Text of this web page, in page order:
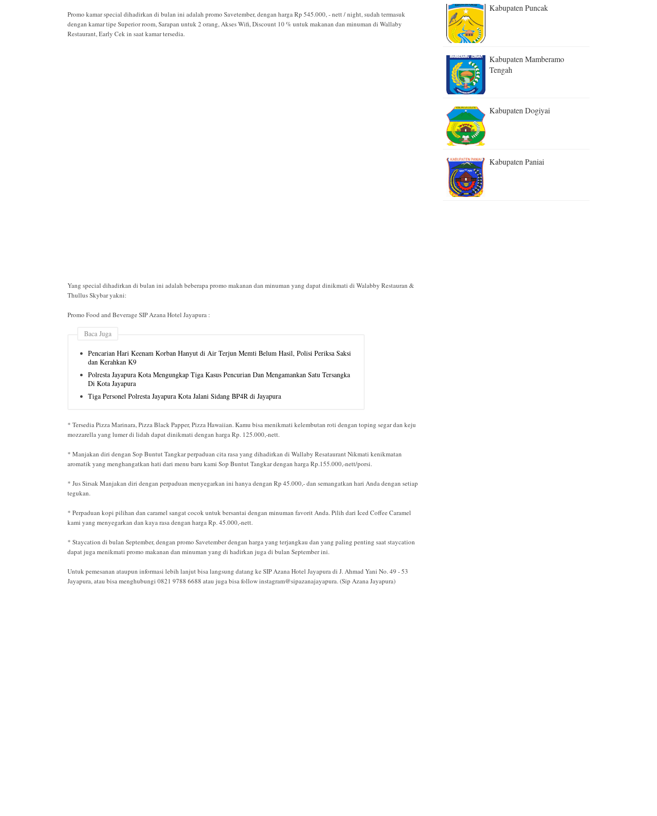
Promo kamar special dihadirkan di bulan ini adalah promo Savetember, dengan harga Rp 545.000, - nett / night, sudah termasuk
dengan kamar tipe Superior room, Sarapan untuk 2 orang, Akses Wifi, Discount 10 % untuk makanan dan minuman di Wallaby
Restaurant, Early Cek in saat kamar tersedia.
Yang special dihadirkan di bulan ini adalah beberapa promo makanan dan minuman yang dapat dinikmati di Walabby Restauran &
Thullus Skybar yakni:
Promo Food and Beverage SIP Azana Hotel Jayapura :
Baca Juga
Pencarian Hari Keenam Korban Hanyut di Air Terjun Memti Belum Hasil, Polisi Periksa Saksi
dan Kerahkan K9
Polresta Jayapura Kota Mengungkap Tiga Kasus Pencurian Dan Mengamankan Satu Tersangka
Di Kota Jayapura
Tiga Personel Polresta Jayapura Kota Jalani Sidang BP4R di Jayapura
* Tersedia Pizza Marinara, Pizza Black Papper, Pizza Hawaiian. Kamu bisa menikmati kelembutan roti dengan toping segar dan keju
mozzarella yang lumer di lidah dapat dinikmati dengan harga Rp. 125.000,-nett.
* Manjakan diri dengan Sop Buntut Tangkar perpaduan cita rasa yang dihadirkan di Wallaby Resataurant Nikmati kenikmatan
aromatik yang menghangatkan hati dari menu baru kami Sop Buntut Tangkar dengan harga Rp.155.000,-nett/porsi.
* Jus Sirsak Manjakan diri dengan perpaduan menyegarkan ini hanya dengan Rp 45.000,- dan semangatkan hari Anda dengan setiap
tegukan.
* Perpaduan kopi pilihan dan caramel sangat cocok untuk bersantai dengan minuman favorit Anda. Pilih dari Iced Coffee Caramel
kami yang menyegarkan dan kaya rasa dengan harga Rp. 45.000,-nett.
* Staycation di bulan September, dengan promo Savetember dengan harga yang terjangkau dan yang paling penting saat staycation
dapat juga menikmati promo makanan dan minuman yang di hadirkan juga di bulan September ini.
Untuk pemesanan ataupun informasi lebih lanjut bisa langsung datang ke SIP Azana Hotel Jayapura di J. Ahmad Yani No. 49 - 53
Jayapura, atau bisa menghubungi 0821 9788 6688 atau juga bisa follow instagram@sipazanajayapura. (Sip Azana Jayapura)
Kabupaten Puncak
Kabupaten Mamberamo
Tengah
Kabupaten Dogiyai
Kabupaten Paniai